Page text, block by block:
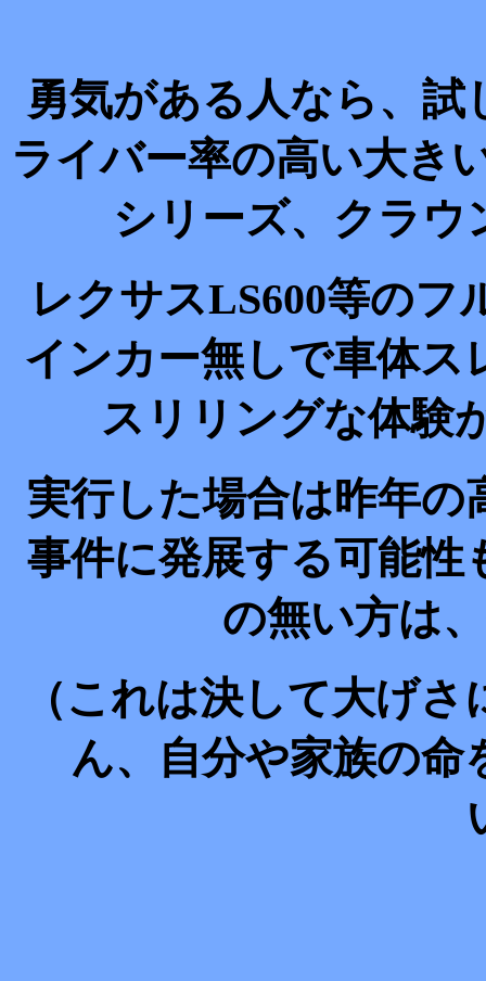
勇気がある人なら、
ライバー率の高い大き
シリーズ、クラウ
レクサスLS600等の
インカー無しで車体
スリリングな体験
実行した場合は昨年
事件に発展する可能性
の無い方は
（これは決して大げ
ん、自分や家族の